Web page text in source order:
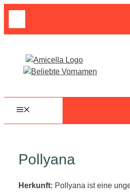
Zum
Pollyana
Herkunft: Pollyana ist eine